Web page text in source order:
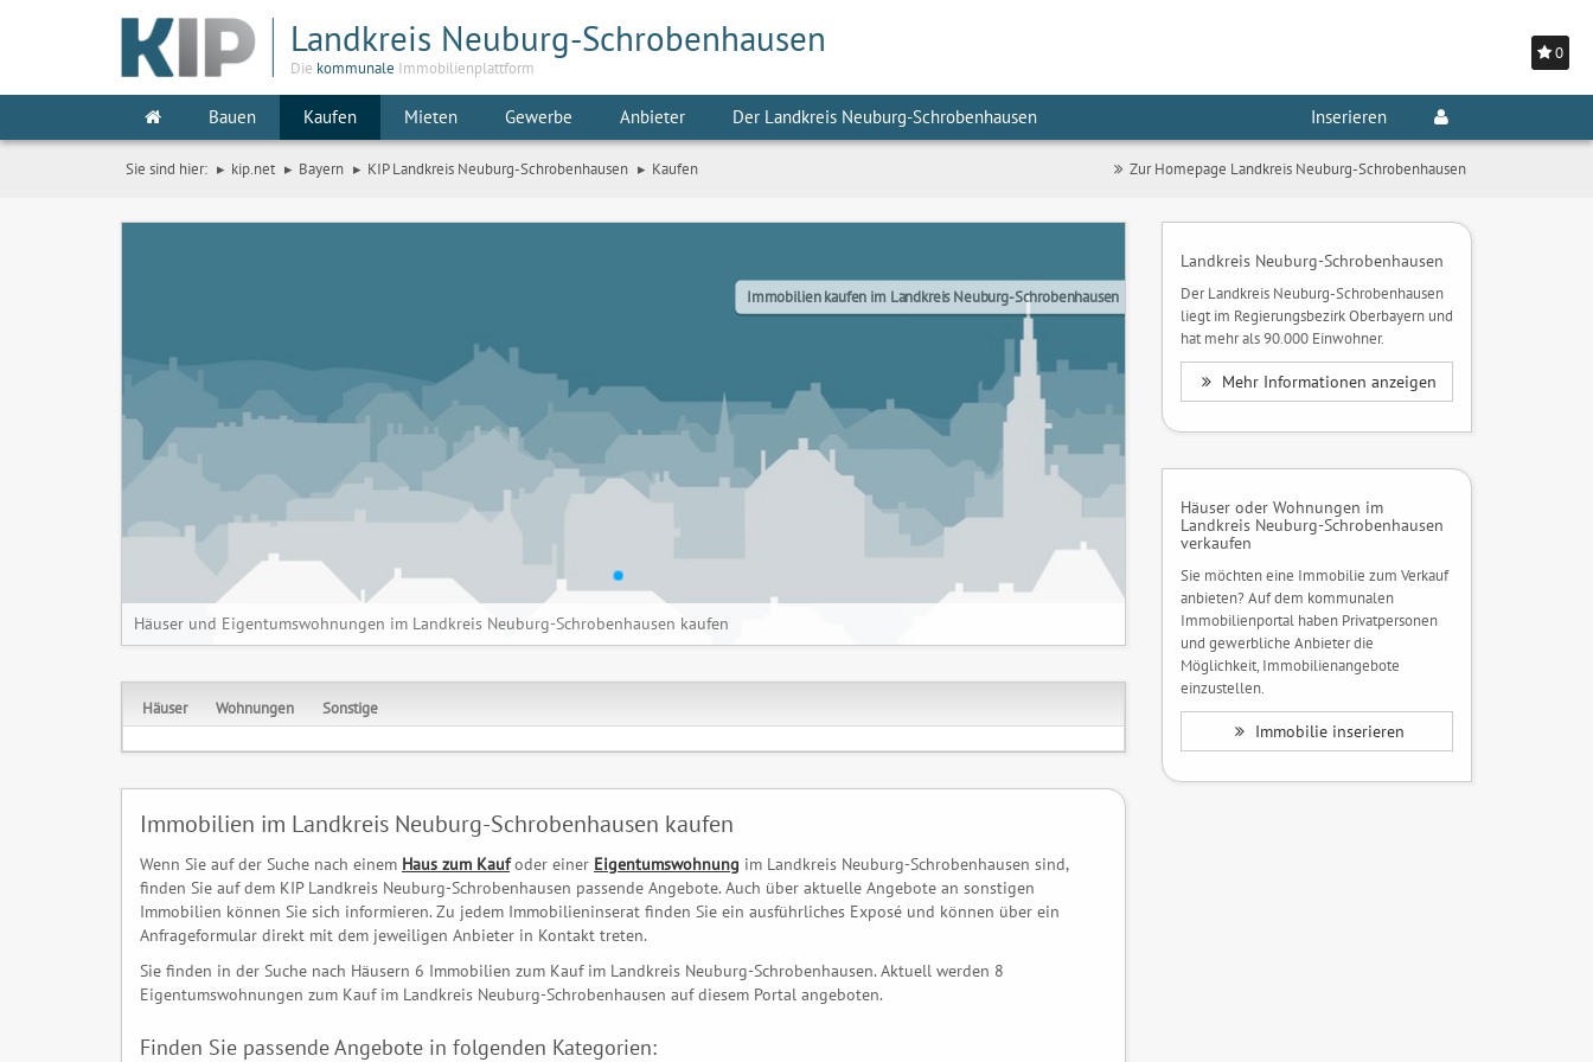
0
Landkreis Neuburg-Schrobenhausen
Die kommunale Immobilienplattform
Bauen Kaufen Mieten Gewerbe Anbieter Der Landkreis Neuburg-Schrobenhausen Inserieren
Sie sind hier: kip.net Bayern KIP Landkreis Neuburg-Schrobenhausen Kaufen Zur Homepage Landkreis Neuburg-Schrobenhausen
Immobilien kaufen im Landkreis Neuburg-Schrobenhausen
Häuser und Eigentumswohnungen im Landkreis Neuburg-Schrobenhausen kaufen
Häuser Wohnungen Sonstige
Immobilien im Landkreis Neuburg-Schrobenhausen kaufen
Wenn Sie auf der Suche nach einem Haus zum Kaufoder einer Eigentumswohnung im Landkreis Neuburg-Schrobenhausen sind,
finden Sie auf dem KIP Landkreis Neuburg-Schrobenhausen passende Angebote. Auch über aktuelle Angebote an sonstigen
Immobilien können Sie sich informieren. Zu jedem Immobilieninserat finden Sie ein ausführliches Exposé und können über ein
Anfrageformular direkt mit dem jeweiligen Anbieter in Kontakt treten.
Sie finden in der Suche nach Häusern 6 Immobilien zum Kauf im Landkreis Neuburg-Schrobenhausen. Aktuell werden 8
Eigentumswohnungen zum Kauf im Landkreis Neuburg-Schrobenhausen auf diesem Portal angeboten.
Finden Sie passende Angebote in folgenden Kategorien:
Landkreis Neuburg-Schrobenhausen
Der Landkreis Neuburg-Schrobenhausen
liegt im Regierungsbezirk Oberbayern und
hat mehr als 90.000 Einwohner.
Mehr Informationen anzeigen
Häuser oder Wohnungen im
Landkreis Neuburg-Schrobenhausen
verkaufen
Sie möchten eine Immobilie zum Verkauf
anbieten? Auf dem kommunalen
Immobilienportal haben Privatpersonen
und gewerbliche Anbieter die
Möglichkeit, Immobilienangebote
einzustellen.
Immobilie inserieren